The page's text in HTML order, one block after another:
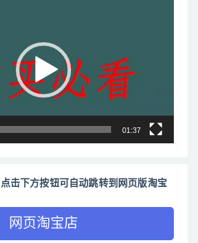
01:37
击下方按钮可自动跳转到网页版淘宝
网页淘宝店